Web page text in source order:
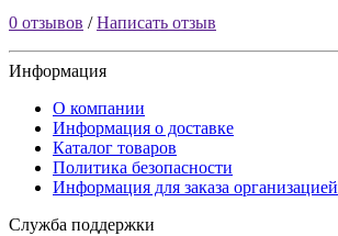
0 отзывов /Написать отзыв
Информация
О компании
Информация о доставке
Каталог товаров
Политика безопасности
Информация для заказа организацией
Служба поддержки